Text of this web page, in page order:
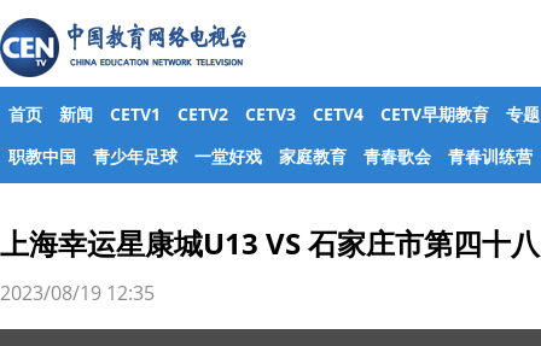
首页 新闻 CETV1 CETV2 CETV3 CETV4 CETV早期教育
专题
职教中国
青少年足球 一堂好戏 家庭教育 青春歌会 青春训练营
上海幸运星康城U13 VS 石家庄市第四十
2023/08/19 12:35